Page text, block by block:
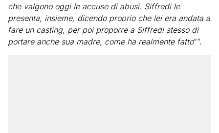
che valgono oggi le accuse di abusi. Siffredi le
presenta, insieme, dicendo proprio che lei era andata a
fare un casting, per poi proporre a Siffredi stesso di
portare anche sua madre, come ha realmente fatto””.